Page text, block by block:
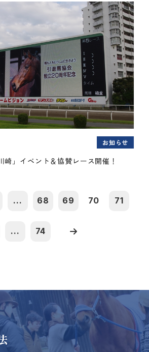
お知らせ
崎」イベント＆協賛レース開催！
... 68 69 70 71
... 74